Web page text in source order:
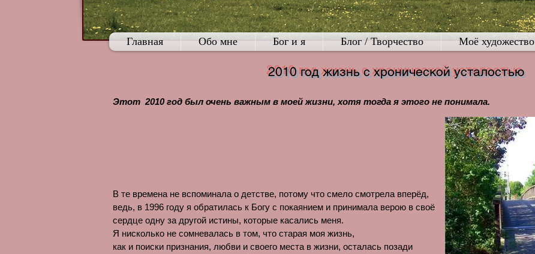
Главная Обо мне Бог и я Блог / Творчество Моё художество
2010 год жизнь с хронической усталостью
Этот 2010 год был очень важным в моей жизни, хотя тогда я этого не понимала.
В те времена не вспоминала о детстве, потому что смело смотрела вперёд,
ведь, в 1996 году я обратилась к Богу с покаянием и принимала верою в своё
сердце одну за другой истины, которые касались меня.
Я нисколько не сомневалась в том, что старая моя жизнь,
как и поиски признания, любви и своего места в жизни, осталась позади